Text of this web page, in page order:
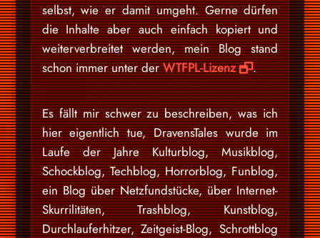
selbst, wie er damit umgeht. Gerne dürfen
die Inhalte aber auch einfach kopiert und
weiterverbreitet werden, mein Blog stand
schon immer unter derWTFPL-Lizenz .
Es fällt mir schwer zu beschreiben, was ich
hier eigentlich tue, DravensTales wurde im
Laufe der Jahre Kulturblog, Musikblog,
Schockblog, Techblog, Horrorblog, Funblog,
ein Blog über Netzfundstücke, über Internet-
Skurrilitäten, Trashblog, Kunstblog,
Durchlauferhitzer, Zeitgeist-Blog, Schrottblog